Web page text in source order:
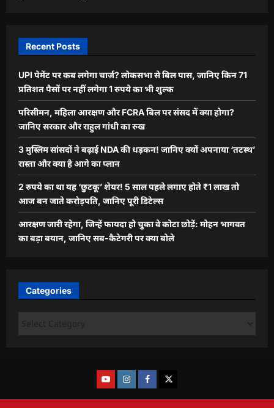
Recent Posts
UPI पेमेंट पर कब लगेगा चार्ज? लोकसभा से बिल पास, जानिए किन 71
प्रतिशत पैसों पर नहीं लगेगा 1 रुपये का भी शुल्क
परिसीमन, महिला आरक्षण और FCRA बिल पर संसद में क्या होगा?
जानिए सरकार और राहुल गांधी का रुख
3 मुस्लिम सांसदों ने बढ़ाई NDA की धड़कन! जानिए क्यों अपनाया ‘तटस्थ’
रास्ता और क्या है आगे का प्लान
2 रुपये का था यह ‘छुटकू’ शेयर! 5 साल पहले लगाए होते ₹1 लाख तो
आज बन जाते करोड़पति, जानिए पूरी डिटेल्स
आरक्षण जारी रहेगा, जिन्हें फायदा हो चुका वे कोटा छोड़ें: मोहन भागवत
का बड़ा बयान, जानिए सब-कैटेगरी पर क्या बोले
Categories